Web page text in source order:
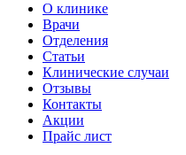
О клинике
Врачи
Отделения
Статьи
Клинические случаи
Отзывы
Контакты
Акции
Прайс лист